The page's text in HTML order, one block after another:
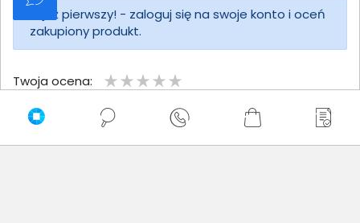
Bądź pierwszy! - zaloguj się na swoje konto i oceń
zakupiony produkt.
Twoja ocena:
Twoje imię